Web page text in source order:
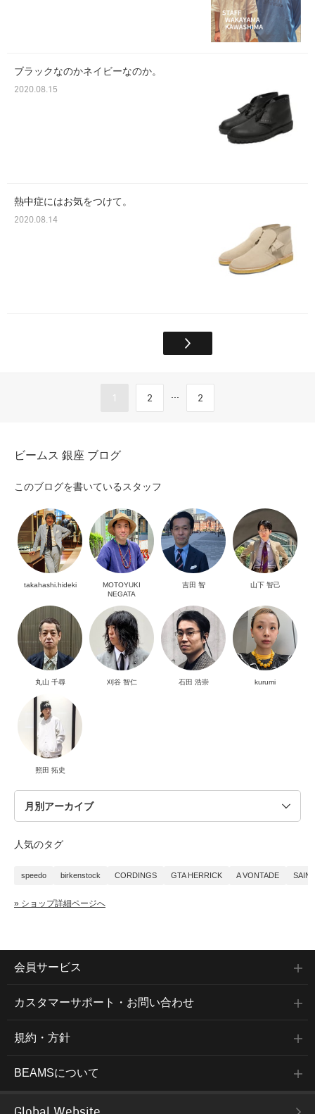
ブラックなのかネイビーなのか。
2020.08.15
熱中症にはお気をつけて。
2020.08.14
1 2 ... 2
ビームス 銀座 ブログ
このブログを書いているスタッフ
takahashi.hideki
MOTOYUKI
NEGATA
吉田 智 山下 智己
丸山 千尋 刈谷 智仁 石田 浩崇 kurumi
照田 拓史
人気のタグ
speedo birkenstock CORDINGS GTA HERRICK A VONTADE
» ショップ詳細ページへ
会員サービス
カスタマーサポート・お問い合わせ
規約・方針
BEAMSについて